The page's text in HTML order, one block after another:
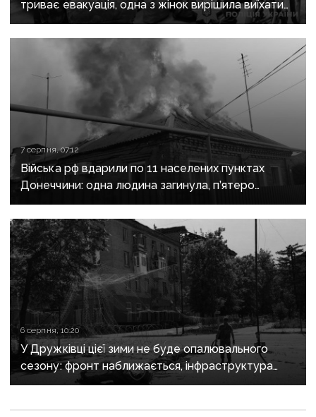
триває евакуація, одна з жінок вирішила виїхати
після загибелі чоловіка
7 серпня, 07:12
Війська рф вдарили по 11 населених пунктах
Донеччини: одна людина загинула, п’ятеро
поранені
6 серпня, 10:20
У Дружківці цієї зими не буде опалювального
сезону: фронт наближається, інфраструктура
критично зруйнована